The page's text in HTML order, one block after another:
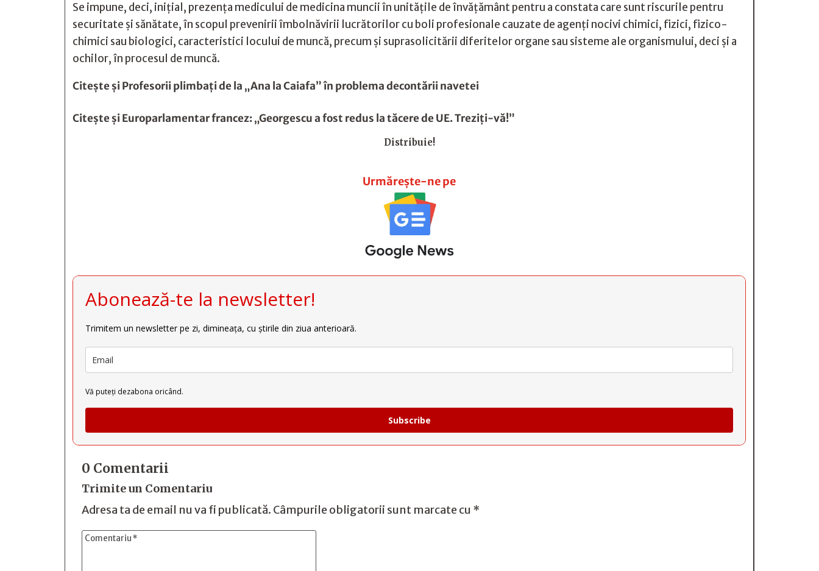
Se impune, deci, inițial, prezența medicului de medicina muncii în unitățile de învățământ pentru a constata care sunt riscurile pentru
securitate și sănătate, în scopul prevenirii îmbolnăvirii lucrătorilor cu boli profesionale cauzate de agenți nocivi chimici, fizici, fizico-
chimici sau biologici, caracteristici locului de muncă, precum și suprasolicitării diferitelor organe sau sisteme ale organismului, deci și a
ochilor, în procesul de muncă.
Citește șiProfesorii plimbaţi de la „Ana la Caiafa” în problema decontării navetei
Citește șiEuroparlamentar francez: „Georgescu a fost redus la tăcere de UE. Treziți-vă!”
Distribuie!
Urmărește-ne pe
Abonează-te la newsletter!
Trimitem un newsletter pe zi, dimineața, cu știrile din ziua anterioară.
Vă puteți dezabona oricând.
Subscribe
0 Comentarii
Trimite un Comentariu
Adresa ta de email nu va fi publicată. Câmpurile obligatorii sunt marcate cu *